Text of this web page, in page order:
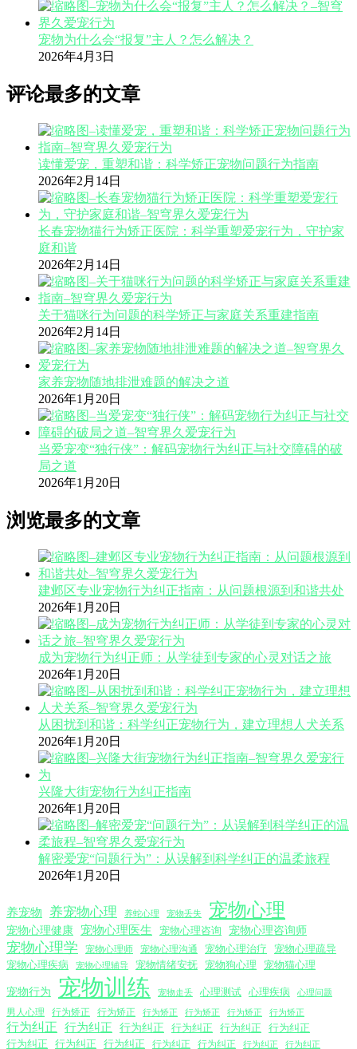
宠物为什么会“报复”主人？怎么解决？
2026年4月3日
评论最多的文章
读懂爱宠，重塑和谐：科学矫正宠物问题行为指南
2026年2月14日
长春宠物猫行为矫正医院：科学重塑爱宠行为，守护家
庭和谐
2026年2月14日
关于猫咪行为问题的科学矫正与家庭关系重建指南
2026年2月14日
家养宠物随地排泄难题的解决之道
2026年1月20日
当爱宠变“独行侠”：解码宠物行为纠正与社交障碍的破
局之道
2026年1月20日
浏览最多的文章
建邺区专业宠物行为纠正指南：从问题根源到和谐共处
2026年1月20日
成为宠物行为纠正师：从学徒到专家的心灵对话之旅
2026年1月20日
从困扰到和谐：科学纠正宠物行为，建立理想人犬关系
2026年1月20日
兴隆大街宠物行为纠正指南
2026年1月20日
解密爱宠“问题行为”：从误解到科学纠正的温柔旅程
2026年1月20日
养宠物 养宠物心理 养蛇心理 宠物丢失 宠物心理
宠物心理健康 宠物心理医生 宠物心理咨询 宠物心理咨询师
宠物心理学 宠物心理师 宠物心理沟通 宠物心理治疗
宠物心理疏导
宠物心理疾病
宠物心理辅导 宠物情绪安抚 宠物狗心理 宠物猫心理
宠物行为 宠物训练 宠物走丢 心理测试 心理疾病 心理问题
男人心理 行为矫正 行为矫正 行为矫正 行为矫正 行为矫正 行为矫正
行为纠正 行为纠正 行为纠正 行为纠正 行为纠正
行为纠正
行为纠正
行为纠正 行为纠正 行为纠正 行为纠正 行为纠正 行为纠正